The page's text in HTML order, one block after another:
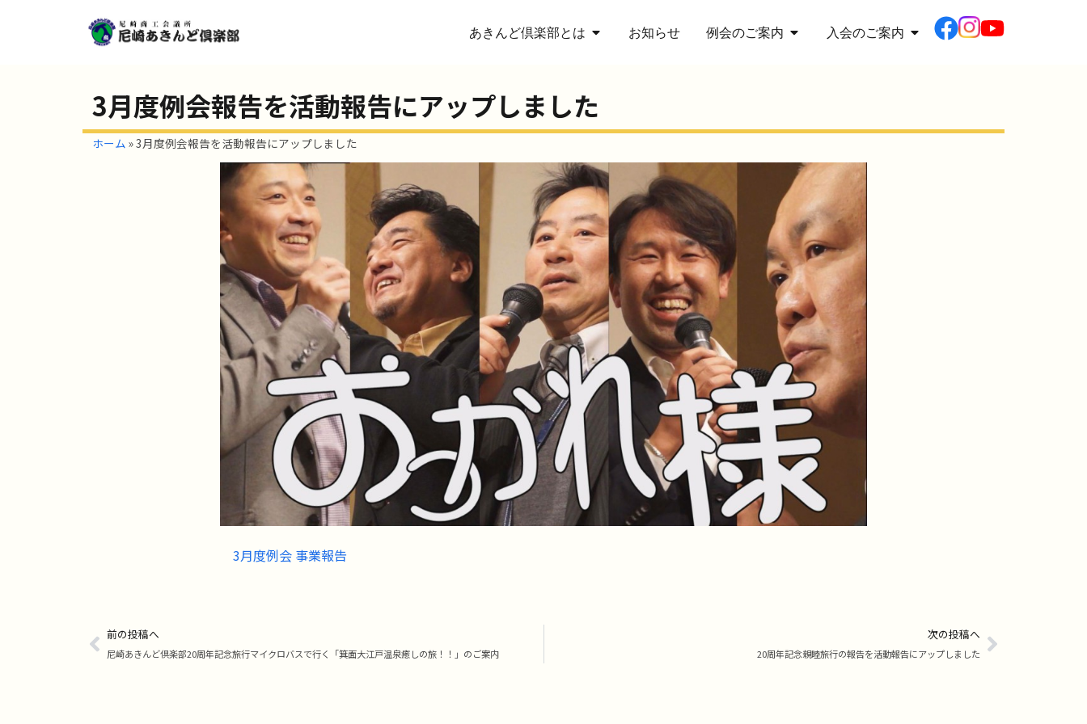
あきんど倶楽部とは お知らせ 例会のご案内 入会のご案内
3月度例会報告を活動報告にアップしました
ホーム »3月度例会報告を活動報告にアップしました
3月度例会 事業報告
前の投稿へ
尼崎あきんど倶楽部20周年記念旅行マイクロバスで行く「箕面大江戸温泉癒しの旅！！」のご案内
次の投稿へ
20周年記念親睦旅行の報告を活動報告にアップしました